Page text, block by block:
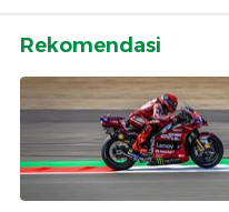
Rekomendasi